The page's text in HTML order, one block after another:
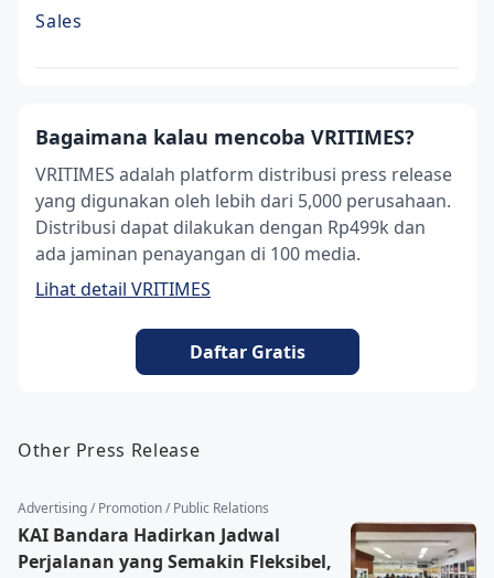
Sales
Bagaimana kalau mencoba VRITIMES?
VRITIMES adalah platform distribusi press release
yang digunakan oleh lebih dari 5,000 perusahaan.
Distribusi dapat dilakukan dengan Rp499k dan
ada jaminan penayangan di 100 media.
Lihat detail VRITIMES
Daftar Gratis
Other Press Release
Advertising / Promotion / Public Relations
KAI Bandara Hadirkan Jadwal
Perjalanan yang Semakin Fleksibel,